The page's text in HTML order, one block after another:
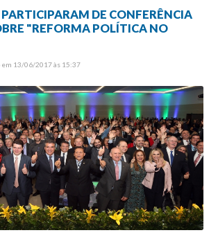
DE CONFERÊNCIA
"REFORMA POLÍTICA NO
13/06/2017 às 15:37